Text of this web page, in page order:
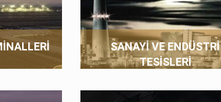
SANAYI VE ENDÜSTRI
TESISLERI